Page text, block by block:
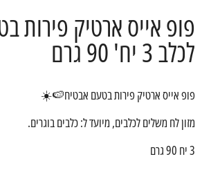
פופ אייס ארטיק פירות
לכלב 3 יח' 90 גרם
פופ אייס ארטיק פירות בטעם אבטיח🍉☀️
מזון לח משלים לכלבים, מיועד ל: כלבים בוגרים.
3 יח 90 גרם